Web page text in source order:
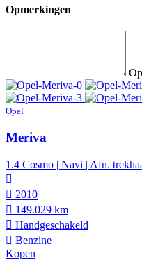
Opmerkingen
Opel
Meriva
1.4 Cosmo | Navi | Afn.
2010
149.029 km
Hand­geschakeld
Benzine
Kopen